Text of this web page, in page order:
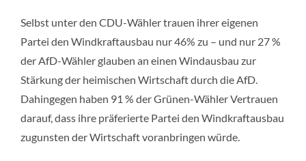
Selbst unter den CDU-Wähler trauen ihrer eigenen
Partei den Windkraftausbau nur 46% zu – und nur 27 %
der AfD-Wähler glauben an einen Windausbau zur
Stärkung der heimischen Wirtschaft durch die AfD.
Dahingegen haben 91 % der Grünen-Wähler Vertrauen
darauf, dass ihre präferierte Partei den Windkraftausbau
zugunsten der Wirtschaft voranbringen würde.